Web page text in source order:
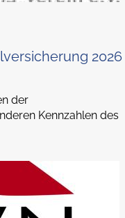
2026
der
Kennzahlen des